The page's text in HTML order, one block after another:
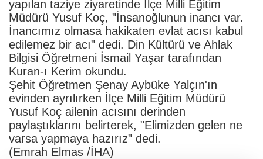
yapılan taziye ziyaretinde İlçe Milli Eğitim
Müdürü Yusuf Koç, "İnsanoğlunun inancı var.
İnancımız olmasa hakikaten evlat acısı kabul
edilemez bir acı" dedi. Din Kültürü ve Ahlak
Bilgisi Öğretmeni İsmail Yaşar tarafından
Kuran-ı Kerim okundu.
Şehit Öğretmen Şenay Aybüke Yalçın'ın
evinden ayrılırken İlçe Milli Eğitim Müdürü
Yusuf Koç ailenin acısını derinden
paylaştıklarını belirterek, "Elimizden gelen ne
varsa yapmaya hazırız" dedi.
(Emrah Elmas /İHA)